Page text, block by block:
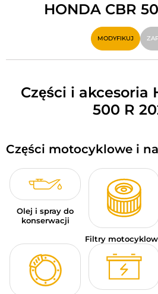
MX; ENDURO I TRIAL
HIGH-TECH
PODUSZKA
CZĘŚCI
AKCESORIA
OKAZJE I PROMOCJE
KARTY
PL | EUR € —
MARKI
HONDA CBR
MODYFIKUJ
Części i akcesoria
500 R
Części motocyklowe i
Olej i spray do
konserwacji
Filtry